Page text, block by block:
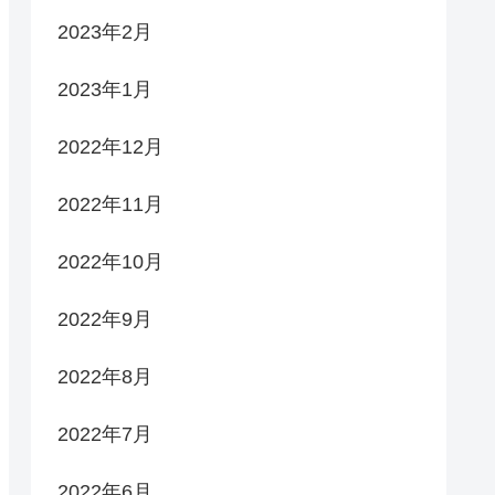
2023年2月
2023年1月
2022年12月
2022年11月
2022年10月
2022年9月
2022年8月
2022年7月